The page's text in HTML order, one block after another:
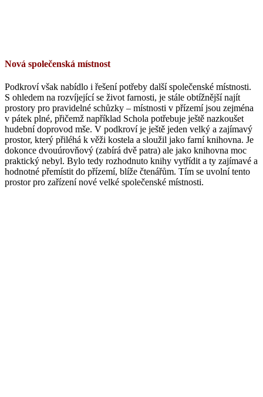
Nová společenská místnost
Podkroví však nabídlo i řešení potřeby další společenské místnosti.
S ohledem na rozvíjející se život farnosti, je stále obtížnější najít
prostory pro pravidelné schůzky – místnosti v přízemí jsou zejména
v pátek plné, přičemž například Schola potřebuje ještě nazkoušet
hudební doprovod mše. V podkroví je ještě jeden velký a zajímavý
prostor, který přiléhá k věži kostela a sloužil jako farní knihovna. Je
dokonce dvouúrovňový (zabírá dvě patra) ale jako knihovna moc
praktický nebyl. Bylo tedy rozhodnuto knihy vytřídit a ty zajímavé a
hodnotné přemístit do přízemí, blíže čtenářům. Tím se uvolní tento
prostor pro zařízení nové velké společenské místnosti.